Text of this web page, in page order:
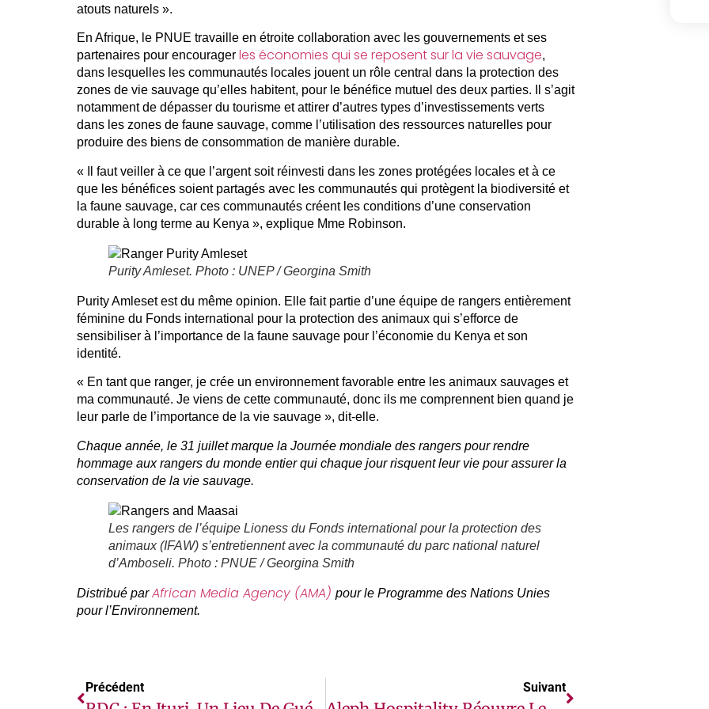
atouts naturels ».
En Afrique, le PNUE travaille en étroite collaboration avec les gouvernements et ses
partenaires pour encourager les économies qui se reposent sur la vie sauvage,
dans lesquelles les communautés locales jouent un rôle central dans la protection des
zones de vie sauvage qu’elles habitent, pour le bénéfice mutuel des deux parties. Il s’agit
notamment de dépasser du tourisme et attirer d’autres types d’investissements verts
dans les zones de faune sauvage, comme l’utilisation des ressources naturelles pour
produire des biens de consommation de manière durable.
« Il faut veiller à ce que l’argent soit réinvesti dans les zones protégées locales et à ce
que les bénéfices soient partagés avec les communautés qui protègent la biodiversité et
la faune sauvage, car ces communautés créent les conditions d’une conservation
durable à long terme au Kenya », explique Mme Robinson.
Purity Amleset. Photo : UNEP / Georgina Smith
Purity Amleset est du même opinion. Elle fait partie d’une équipe de rangers entièrement
féminine du Fonds international pour la protection des animaux qui s’efforce de
sensibiliser à l’importance de la faune sauvage pour l’économie du Kenya et son
identité.
« En tant que ranger, je crée un environnement favorable entre les animaux sauvages et
ma communauté. Je viens de cette communauté, donc ils me comprennent bien quand je
leur parle de l’importance de la vie sauvage », dit-elle.
Chaque année, le 31 juillet marque la Journée mondiale des rangers pour rendre
hommage aux rangers du monde entier qui chaque jour risquent leur vie pour assurer la
conservation de la vie sauvage.
Les rangers de l’équipe Lioness du Fonds international pour la protection des
animaux (IFAW) s’entretiennent avec la communauté du parc national naturel
d’Amboseli. Photo : PNUE / Georgina Smith
Distribué parAfrican Media Agency (AMA) pour le Programme des Nations Unies
pour l’Environnement.
Précédent Suivant